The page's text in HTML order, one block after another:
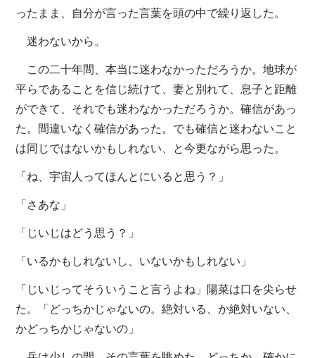
ったまま、自分が言った言葉を頭の中で繰り返した。
迷わないから。
この二十年間、本当に迷わなかっただろうか。地球が
平らであることを信じ続けて、妻と別れて、息子と距離
ができて、それでも迷わなかっただろうか。確信があっ
た。間違いなく確信があった。でも確信と迷わないこと
は同じではないかもしれない、と今更ながら思った。
「ね、宇宙人ってほんとにいると思う？」
「さあな」
「じいじはどう思う？」
「いるかもしれないし、いないかもしれない」
「じいじってそういうこと言うよね」陽菜は口を尖らせ
た。「どっちかじゃないの。絶対いる、か絶対いない、
かどっちかじゃないの」